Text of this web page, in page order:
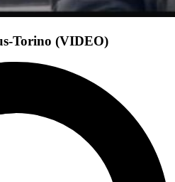
Torino (VIDEO)